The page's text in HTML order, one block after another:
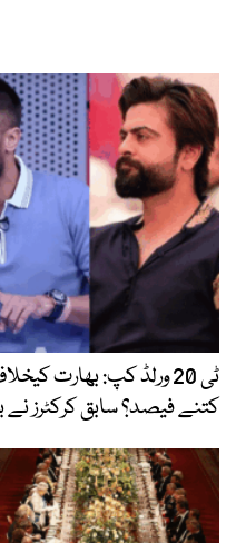
ٹی 20 ورلڈ کپ: بھارت
کتنے فیصد؟ سابق کرکٹرز نے